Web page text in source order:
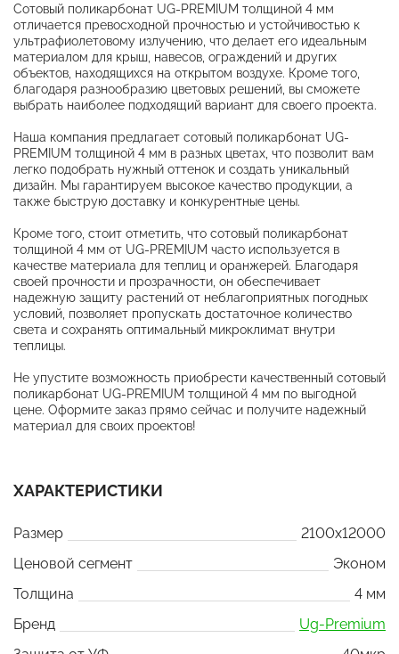
Сотовый поликарбонат UG-PREMIUM толщиной 4 мм
отличается превосходной прочностью и устойчивостью к
ультрафиолетовому излучению, что делает его идеальным
материалом для крыш, навесов, ограждений и других
объектов, находящихся на открытом воздухе. Кроме того,
благодаря разнообразию цветовых решений, вы сможете
выбрать наиболее подходящий вариант для своего проекта.
Наша компания предлагает сотовый поликарбонат UG-
PREMIUM толщиной 4 мм в разных цветах, что позволит вам
легко подобрать нужный оттенок и создать уникальный
дизайн. Мы гарантируем высокое качество продукции, а
также быструю доставку и конкурентные цены.
Кроме того, стоит отметить, что сотовый поликарбонат
толщиной 4 мм от UG-PREMIUM часто используется в
качестве материала для теплиц и оранжерей. Благодаря
своей прочности и прозрачности, он обеспечивает
надежную защиту растений от неблагоприятных погодных
условий, позволяет пропускать достаточное количество
света и сохранять оптимальный микроклимат внутри
теплицы.
Не упустите возможность приобрести качественный сотовый
поликарбонат UG-PREMIUM толщиной 4 мм по выгодной
цене. Оформите заказ прямо сейчас и получите надежный
материал для своих проектов!
ХАРАКТЕРИСТИКИ
Размер
2100x12000
Ценовой сегмент
Эконом
Толщина
4 мм
Бренд
Ug-Premium